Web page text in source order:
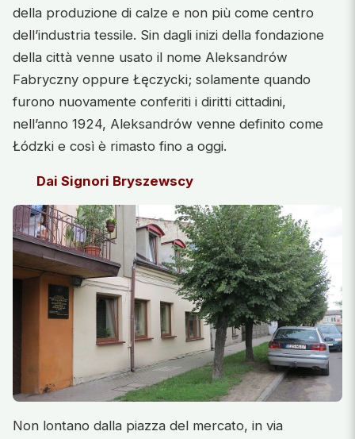
della produzione di calze e non più come centro
dell’industria tessile. Sin dagli inizi della fondazione
della città venne usato il nome Aleksandrów
Fabryczny oppure Łęczycki; solamente quando
furono nuovamente conferiti i diritti cittadini,
nell’anno 1924, Aleksandrów venne definito come
Łódzki e così è rimasto fino a oggi.
Dai Signori Bryszewscy
Non lontano dalla piazza del mercato, in via